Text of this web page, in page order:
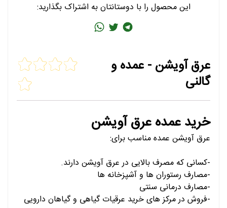
این محصول را با دوستانتان به اشتراک بگذارید:
عرق آویشن - عمده و
گالنی
خرید عمده عرق آویشن
عرق آویشن عمده مناسب برای:
-کسانی که مصرف بالایی در عرق آویشن دارند.
-مصارف رستوران ها و آشپزخانه ها
-مصارف درمانی سنتی
-فروش در مرکز های خرید عرقیات گیاهی و گیاهان دارویی